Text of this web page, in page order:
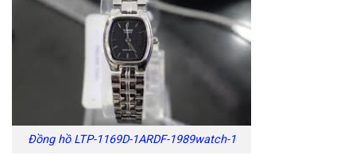
Đồng hồ LTP-1169D-1ARDF-1989watch-1